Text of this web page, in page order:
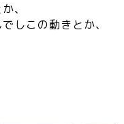
、
しこの動きとか、